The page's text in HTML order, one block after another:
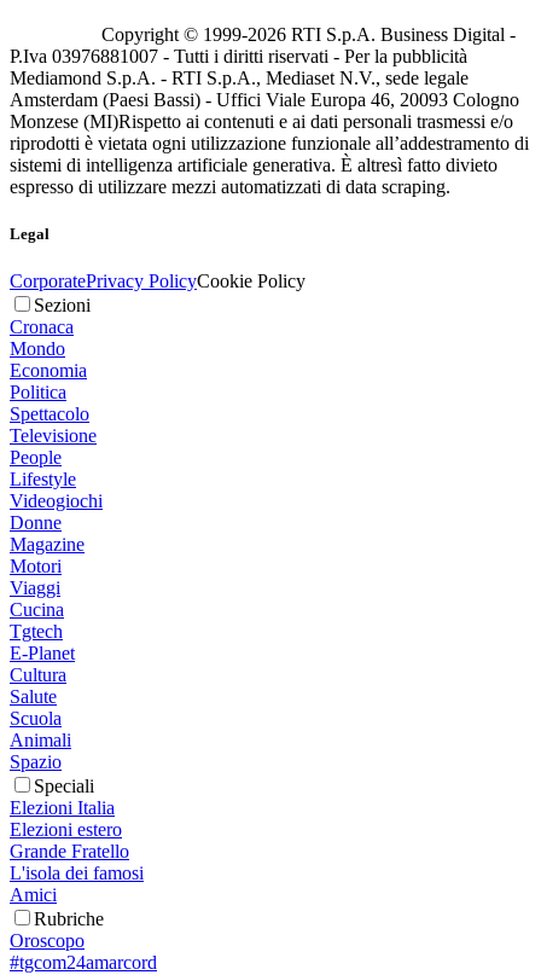
Copyright © 1999-2026 RTI S.p.A. Business Digital -
P.Iva 03976881007 - Tutti i diritti riservati - Per la pubblicità
Mediamond S.p.A. - RTI S.p.A., Mediaset N.V., sede legale
Amsterdam (Paesi Bassi) - Uffici Viale Europa 46, 20093 Cologno
Monzese (MI)Rispetto ai contenuti e ai dati personali trasmessi e/o
riprodotti è vietata ogni utilizzazione funzionale all’addestramento di
sistemi di intelligenza artificiale generativa. È altresì fatto divieto
espresso di utilizzare mezzi automatizzati di data scraping.
Legal
CorporatePrivacy PolicyCookie Policy
Sezioni
Cronaca
Mondo
Economia
Politica
Spettacolo
Televisione
People
Lifestyle
Videogiochi
Donne
Magazine
Motori
Viaggi
Cucina
Tgtech
E-Planet
Cultura
Salute
Scuola
Animali
Spazio
Speciali
Elezioni Italia
Elezioni estero
Grande Fratello
L'isola dei famosi
Amici
Rubriche
Oroscopo
#tgcom24amarcord